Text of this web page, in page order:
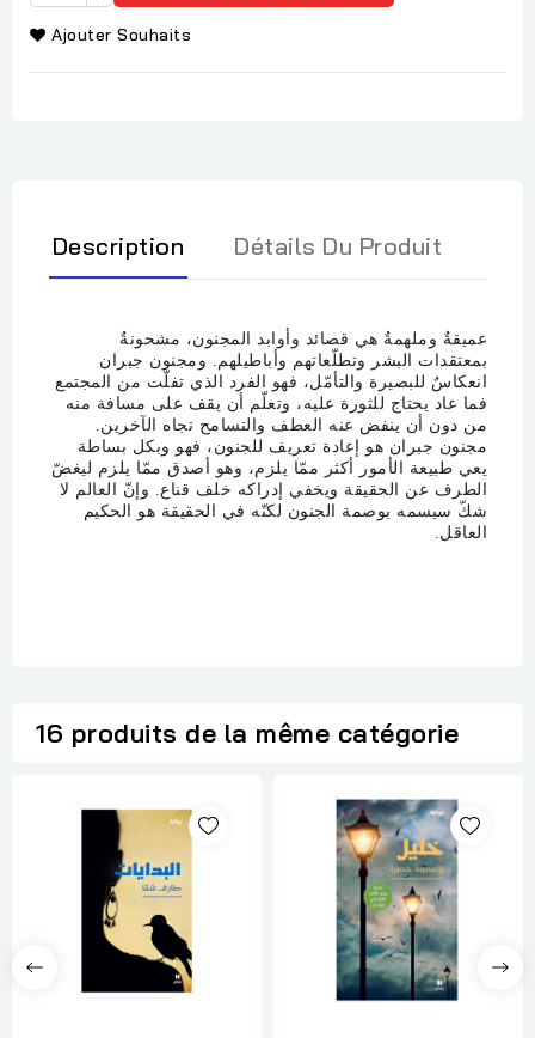
Ajouter Souhaits
Description Détails Du Produit
عميقةٌ وملهمةٌ هي قصائد وأوابد المجنون، مشحونةٌ
بمعتقدات البشر وتطلّعاتهم وأباطيلهم. ومجنون جبران
انعكاسٌ للبصيرة والتأمّل، فهو الفرد الذي تفلّت من المجتمع
فما عاد يحتاج للثورة عليه، وتعلّم أن يقف على مسافة منه
من دون أن ينفض عنه العطف والتسامح تجاه الآخرين.
مجنون جبران هو إعادة تعريف للجنون، فهو وبكل بساطة
يعي طبيعة الأمور أكثر ممّا يلزم، وهو أصدق ممّا يلزم ليغضّ
الطرف عن الحقيقة ويخفي إدراكه خلف قناع. وإنّ العالم لا
شكّ سيسمه بوصمة الجنون لكنّه في الحقيقة هو الحكيم
العاقل.
16 produits de la même catégorie